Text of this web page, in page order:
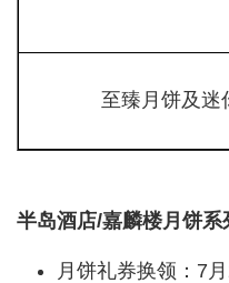
至臻月饼及迷
半岛酒店/嘉麟楼月饼系
月饼礼券换领：7